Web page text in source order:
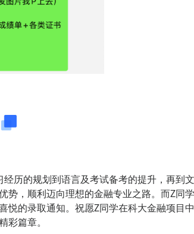
历的规划到语言及考试备考的提升，再到
势，顺利迈向理想的金融专业之路。而Z同
悦的录取通知。祝愿Z同学在科大金融项目
篇章。